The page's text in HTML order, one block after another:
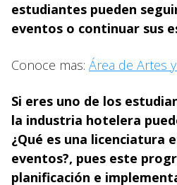
estudiantes pueden
eventos o continuar sus
Conoce mas: Área de Artes
Si eres uno de los
la industria hotelera
¿Qué es una licenciatura
eventos?, pues este
planificación e